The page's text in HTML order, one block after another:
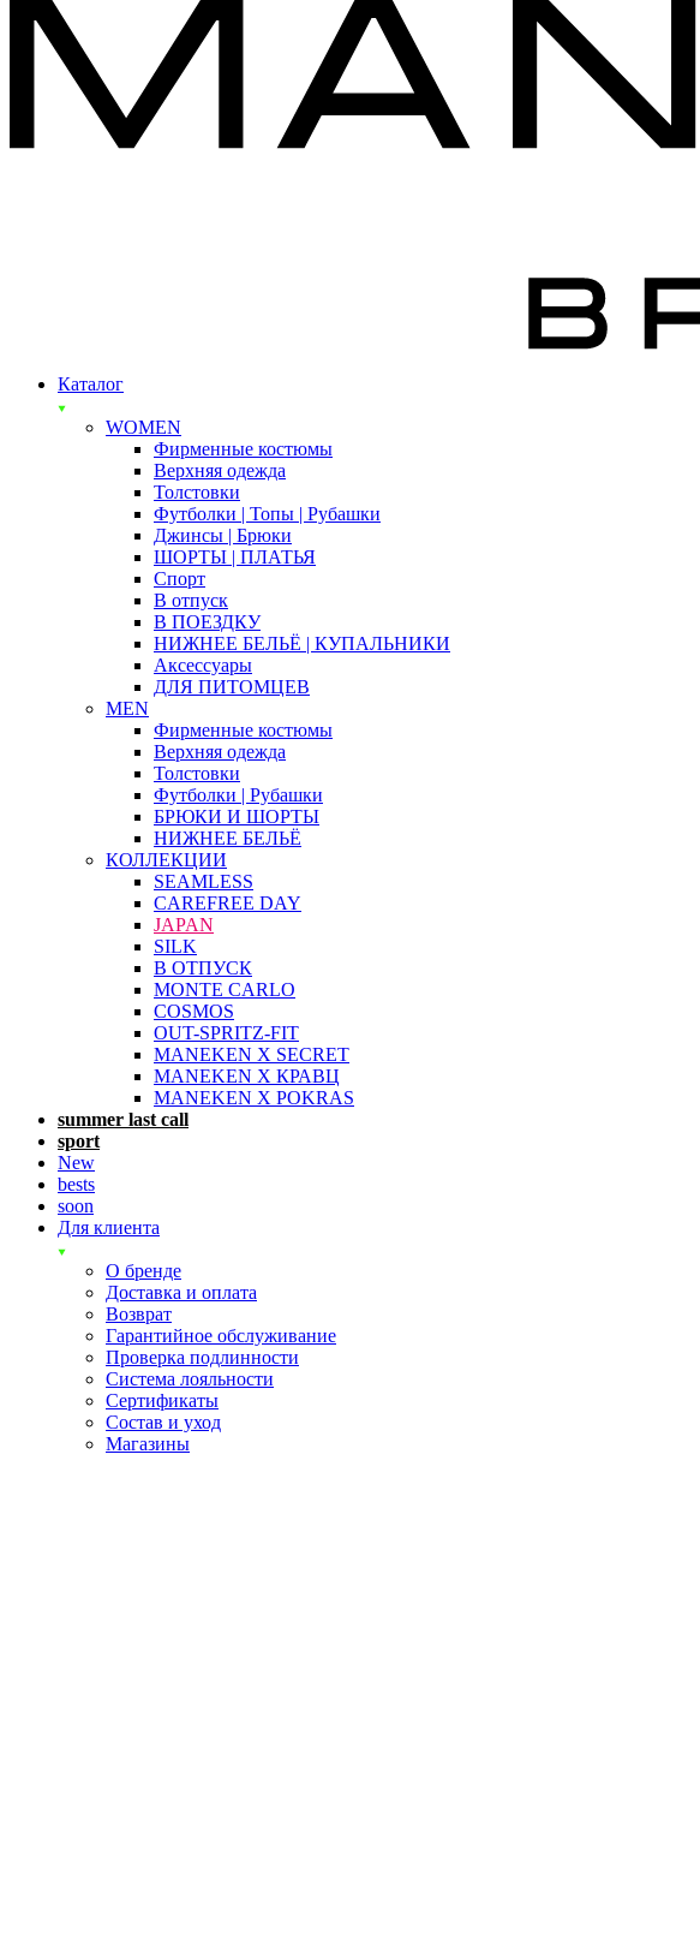
Каталог
WOMEN
Фирменные костюмы
Верхняя одежда
Толстовки
Футболки | Топы | Рубашки
Джинсы | Брюки
ШОРТЫ | ПЛАТЬЯ
Спорт
В отпуск
В ПОЕЗДКУ
НИЖНЕЕ БЕЛЬЁ | КУПАЛЬНИКИ
Аксессуары
ДЛЯ ПИТОМЦЕВ
MEN
Фирменные костюмы
Верхняя одежда
Толстовки
Футболки | Рубашки
БРЮКИ И ШОРТЫ
НИЖНЕЕ БЕЛЬЁ
КОЛЛЕКЦИИ
SEAMLESS
CAREFREE DAY
JAPAN
SILK
В ОТПУСК
MONTE CARLO
COSMOS
OUT-SPRITZ-FIT
MANEKEN X SECRET
MANEKEN X КРАВЦ
MANEKEN X POKRAS
summer last call
sport
New
bests
soon
Для клиента
О бренде
Доставка и оплата
Возврат
Гарантийное обслуживание
Проверка подлинности
Система лояльности
Сертификаты
Состав и уход
Магазины